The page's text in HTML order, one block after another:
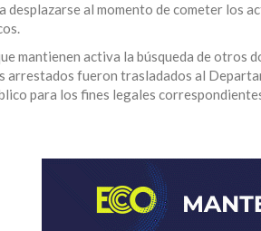
desplazarse al momento de cometer los
mantienen activa la búsqueda de otros
fueron trasladados al
para los fines legales